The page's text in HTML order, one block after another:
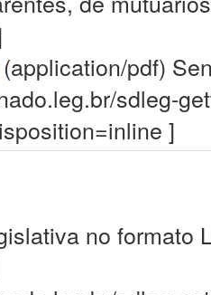
(application/pdf)
sdleg-
]
no formato